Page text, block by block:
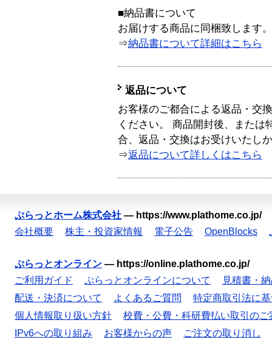
■納品書について
お届けする商品に同梱致します。
⇒納品書について詳細はこちら
返品について
お客様のご都合による返品・交
ください。 商品開封後、または
合、返品・交換はお受けいたし
⇒返品について詳しくはこちら
ぷらっとホーム株式会社 — https://www.plathome.co.jp/
会社概要
株主・投資家情報 電子公告 OpenBlocks
ぷらっとオンライン — https://online.plathome.co.jp/
ご利用ガイド
ぷらっとオンラインについて
見積書・
配送・決済について
よくあるご質問
特定商取引法に
個人情報取り扱い方針
校費・公費・科研費払い取引のご
IPv6への取り組み
お客様からの声 ご注文の取り消し